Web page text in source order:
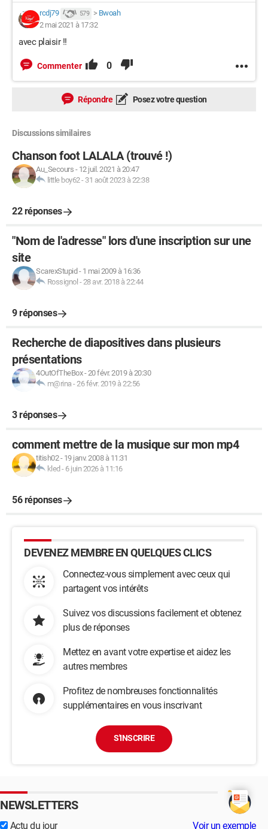
rcdj79 579 > Bwoah
2 mai 2021 à 17:32
avec plaisir !!
Commenter 0
Répondre Posez votre question
Discussions similaires
Chanson foot LALALA (trouvé !)
Au_Secours - 12 juil. 2021 à 20:47
little boy62- 31 août 2023 à 22:38
22 réponses
"Nom de l'adresse" lors d'une inscription sur une
site
ScarexStupid - 1 mai 2009 à 16:36
Rossignol -28 avr. 2018 à 22:44
9 réponses
Recherche de diapositives dans plusieurs
présentations
4OutOfTheBox-20 févr. 2019 à 20:30
m@rina -26 févr. 2019 à 22:56
3 réponses
comment mettre de la musique sur mon mp4
titish02- 19 janv. 2008 à 11:31
kled - 6 juin 2026 à 11:16
56 réponses
DEVENEZ MEMBRE EN QUELQUES CLICS
Connectez-vous simplement avec ceux qui
partagent vos intérêts
Suivez vos discussions facilement et obtenez
plus de réponses
Mettez en avant votre expertise et aidez les
autres membres
Profitez de nombreuses fonctionnalités
supplémentaires en vous inscrivant
S'INSCRIRE
NEWSLETTERS
Actu du jour Voir un exemple